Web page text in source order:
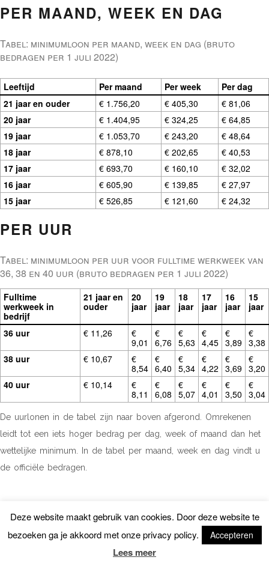
PER MAAND, WEEK EN DAG
Leeftijd Per maand Per week Per dag
Tabel: minimumloon per maand, week en dag (bruto
bedragen per 1 juli 2022)
21 jaar en ouder € 1.756,20 € 405,30
€ 81,06
20 jaar
€ 1.404,95 € 324,25
€ 64,85
19 jaar
€ 1.053,70 € 243,20
€ 48,64
18 jaar
€ 878,10 € 202,65
€ 40,53
17 jaar
€ 693,70 € 160,10
€ 32,02
16 jaar
€ 605,90 € 139,85
€ 27,97
15 jaar
€ 526,85 € 121,60 € 24,32
PER UUR
Fulltime
werkweek in
bedrijf
21 jaar en
ouder
20
jaar
19
jaar
18
jaar
17
jaar
16
jaar
15
jaar
Tabel: minimumloon per uur voor fulltime werkweek van
36, 38 en 40 uur (bruto bedragen per 1 juli 2022)
36 uur € 11,26
€
9,01
€
6,76
€
5,63
€
4,45
€
3,89
€
3,38
38 uur
€ 10,67
€
8,54
€
6,40
€
5,34
€
4,22
€
3,69
€
3,20
40 uur
€ 10,14
€
8,11
€
6,08
€
5,07
€
4,01
€
3,50
€
3,04
De uurlonen in de tabel zijn naar boven afgerond. Omrekenen
leidt tot een iets hoger bedrag per dag, week of maand dan het
wettelijke minimum. In de tabel per maand, week en dag vindt u
de officiële bedragen.
PER 1 JANUARI 2022
De bedragen van het wettelijk minimumloon gelden voor een
Deze website maakt gebruik van cookies. Door deze website te
bezoeken ga je akkoord met onze privacy policy.
Accepteren
Lees meer